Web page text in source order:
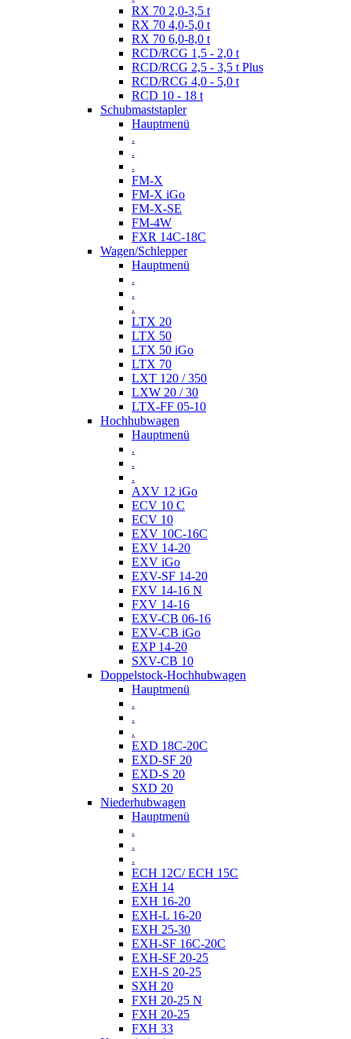
RX 70 2,0-3,5 t
RX 70 4,0-5,0 t
RX 70 6,0-8,0 t
RCD/RCG 1,5 - 2,0 t
RCD/RCG 2,5 - 3,5 t Plus
RCD/RCG 4,0 - 5,0 t
RCD 10 - 18 t
Schubmaststapler
Hauptmenü
.
.
.
FM-X
FM-X iGo
FM-X-SE
FM-4W
FXR 14C-18C
Wagen/Schlepper
Hauptmenü
.
.
.
LTX 20
LTX 50
LTX 50 iGo
LTX 70
LXT 120 / 350
LXW 20 / 30
LTX-FF 05-10
Hochhubwagen
Hauptmenü
.
.
.
AXV 12 iGo
ECV 10 C
ECV 10
EXV 10C-16C
EXV 14-20
EXV iGo
EXV-SF 14-20
FXV 14-16 N
FXV 14-16
EXV-CB 06-16
EXV-CB iGo
EXP 14-20
SXV-CB 10
Doppelstock-Hochhubwagen
Hauptmenü
.
.
.
EXD 18C-20C
EXD-SF 20
EXD-S 20
SXD 20
Niederhubwagen
Hauptmenü
.
.
.
ECH 12C/ ECH 15C
EXH 14
EXH 16-20
EXH-L 16-20
EXH 25-30
EXH-SF 16C-20C
EXH-SF 20-25
EXH-S 20-25
SXH 20
FXH 20-25 N
FXH 20-25
FXH 33